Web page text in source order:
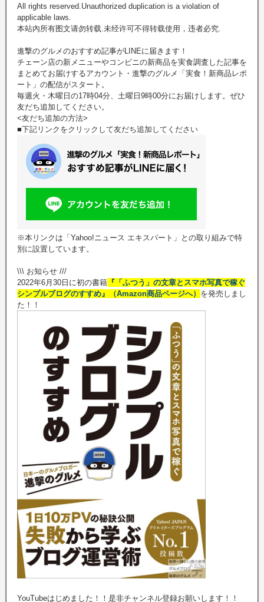
All rights reserved.Unauthorized duplication is a violation of
applicable laws.
本站內所有图文请勿转载.未经许可不得转载使用，违者必究.
進撃のグルメのおすすめ記事がLINEに届きます！
チェーン店の新メニューやコンビニの新商品を実食調査した記事を
まとめてお届けするアカウント・進撃のグルメ「実食！新商品レポ
ート」の配信がスタート。
毎週火・木曜日の17時04分、土曜日9時00分にお届けします。ぜひ
友だち追加してください。
<友だち追加の方法>
■下記リンクをクリックして友だち追加してください
※本リンクは「Yahoo!ニュース エキスパート」との取り組みで特
別に設置しています。
\\\ お知らせ ///
2022年6月30日に初の書籍 『「ふつう」の文章とスマホ写真で稼ぐ
シンプルブログのすすめ』（Amazon商品ページへ） を発売しまし
た！！
YouTubeはじめました！！是非チャンネル登録お願いします！！